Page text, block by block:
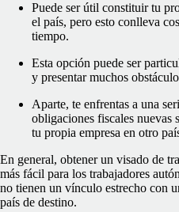
Puede ser útil constituir tu
el país, pero esto conlleva
tiempo.
Esta opción puede ser
y presentar muchos
Aparte, te enfrentas a una
obligaciones fiscales nuevas
tu propia empresa en otro
En general, obtener un visado de
más fácil para los trabajadores
no tienen un vínculo estrecho con
país de destino.